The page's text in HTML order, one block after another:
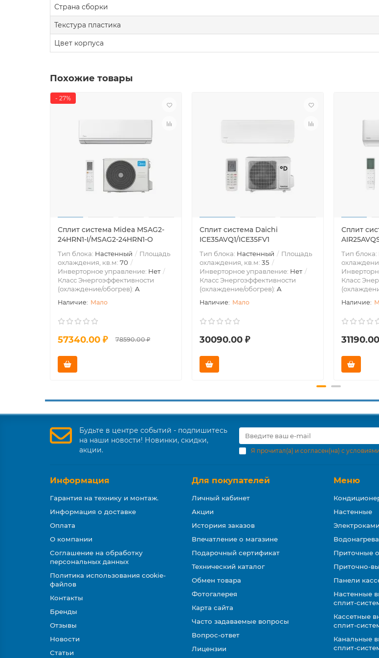
Страна сборки
Текстура пластика
Цвет корпуса
Похожие товары
- 27%
Сплит система Midea MSAG2-
24HRN1-I/MSAG2-24HRN1-O
Тип блока: Настенный
Площадь
охлаждения, кв.м: 70
Инверторное управление: Нет
Класс Энергоэффективности
(охлаждение/обогрев): A
Мало
57340.00 ₽ 78590.00 ₽
Сплит система Daichi
ICE35AVQ1/ICE35FV1
Тип блока: Настенный
Площадь
охлаждения, кв.м: 35
Инверторное управление: Нет
Класс Энергоэффективности
(охлаждение/обогрев): A
Мало
30090.00 ₽
Сплит
Тип блока:
Класс
Будьте в центре событий - подпишитесь
на наши новости! Новинки, скидки,
акции.
Я прочитал(а) и согласен(на) с условиями
Информация
Гарантия на технику и монтаж.
Информация о доставке
Оплата
О компании
Соглашение на обработку
персональных данных
Политика использования cookie-
файлов
Контакты
Бренды
Отзывы
Новости
Статьи
Для покупателей
Личный кабинет
Акции
Историия заказов
Впечатление о магазине
Подарочный сертификат
Технический каталог
Обмен товара
Фотогалерея
Карта сайта
Часто задаваемые вопросы
Вопрос-ответ
Лицензии
Меню
Настенные
Приточные
Приточно-
Панели
Настенные
сплит-
Кассетные
сплит-
Канальные
сплит-